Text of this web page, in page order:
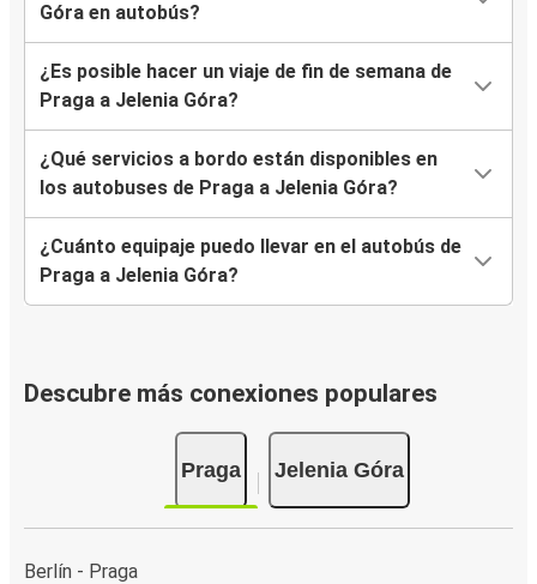
Góra en autobús?
¿Es posible hacer un viaje de fin de semana de
Praga a Jelenia Góra?
¿Qué servicios a bordo están disponibles en
los autobuses de Praga a Jelenia Góra?
¿Cuánto equipaje puedo llevar en el autobús de
Praga a Jelenia Góra?
Descubre más conexiones populares
Praga Jelenia Góra
Berlín - Praga